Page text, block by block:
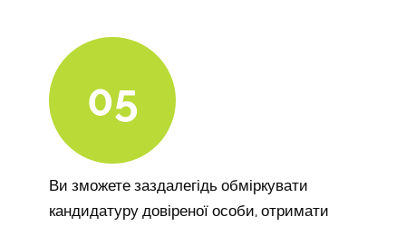
05
Ви зможете заздалегідь обміркувати
кандидатуру довіреної особи, отримати